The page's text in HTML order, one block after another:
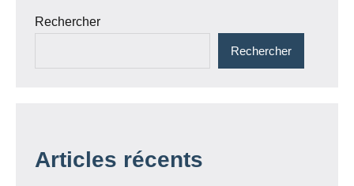
Rechercher
Rechercher
Articles récents